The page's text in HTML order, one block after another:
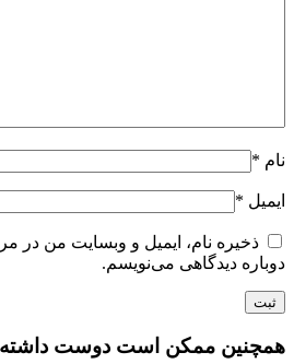
نام *
ایمیل *
ذخیره نام، ایمیل و وبسایت من در
دوباره دیدگاهی می‌نویسم.
همچنین ممکن است دوست